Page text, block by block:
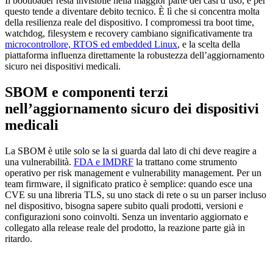
questo tende a diventare debito tecnico. È lì che si concentra molta
della resilienza reale del dispositivo. I compromessi tra boot time,
watchdog, filesystem e recovery cambiano significativamente tra
microcontrollore, RTOS ed embedded Linux, e la scelta della
piattaforma influenza direttamente la robustezza dell’aggiornamento
sicuro nei dispositivi medicali.
SBOM e componenti terzi
nell’aggiornamento sicuro dei dispositivi
medicali
La SBOM è utile solo se la si guarda dal lato di chi deve reagire a
una vulnerabilità. FDA e IMDRF la trattano come strumento
operativo per risk management e vulnerability management. Per un
team firmware, il significato pratico è semplice: quando esce una
CVE su una libreria TLS, su uno stack di rete o su un parser incluso
nel dispositivo, bisogna sapere subito quali prodotti, versioni e
configurazioni sono coinvolti. Senza un inventario aggiornato e
collegato alla release reale del prodotto, la reazione parte già in
ritardo.